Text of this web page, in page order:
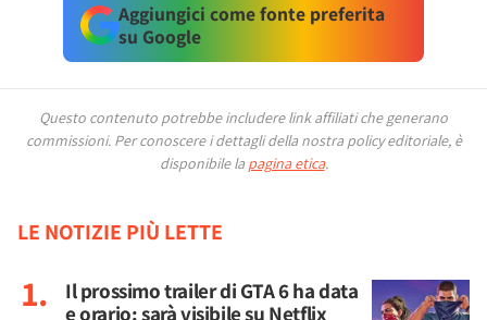
Aggiungici come fonte preferita
su Google
Questo contenuto potrebbe includere link affiliati che generano
commissioni. Per conoscere i dettagli della nostra policy editoriale, è
disponibile la pagina etica.
LE NOTIZIE PIÙ LETTE
Il prossimo trailer di GTA 6 ha data
e orario: sarà visibile su Netflix